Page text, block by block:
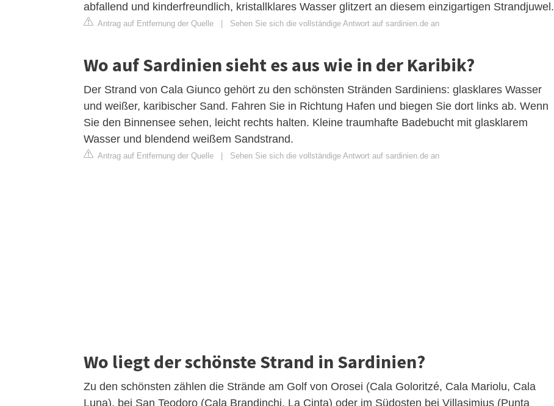
abfallend und kinderfreundlich, kristallklares Wasser glitzert an diesem einzigartigen Strandjuwel.
Antrag auf Entfernung der Quelle Sehen Sie sich die vollständige Antwort auf sardinien.de an
Wo auf Sardinien sieht es aus wie in der Karibik?
Der Strand von Cala Giunco gehört zu den schönsten Stränden Sardiniens: glasklares Wasser
und weißer, karibischer Sand. Fahren Sie in Richtung Hafen und biegen Sie dort links ab. Wenn
Sie den Binnensee sehen, leicht rechts halten. Kleine traumhafte Badebucht mit glasklarem
Wasser und blendend weißem Sandstrand.
Antrag auf Entfernung der Quelle Sehen Sie sich die vollständige Antwort auf sardinien.de an
Wo liegt der schönste Strand in Sardinien?
Zu den schönsten zählen die Strände am Golf von Orosei (Cala Goloritzé, Cala Mariolu, Cala
Luna), bei San Teodoro (Cala Brandinchi, La Cinta) oder im Südosten bei Villasimius (Punta